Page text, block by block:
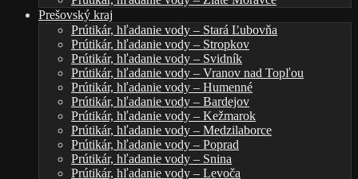
Prešovský kraj
Prútikár, hľadanie vody – Stará Ľubovňa
Prútikár, hľadanie vody – Stropkov
Prútikár, hľadanie vody – Svidník
Prútikár, hľadanie vody – Vranov nad Topľou
Prútikár, hľadanie vody – Humenné
Prútikár, hľadanie vody – Bardejov
Prútikár, hľadanie vody – Kežmarok
Prútikár, hľadanie vody – Medzilaborce
Prútikár, hľadanie vody – Poprad
Prútikár, hľadanie vody – Snina
Prútikár, hľadanie vody – Levoča